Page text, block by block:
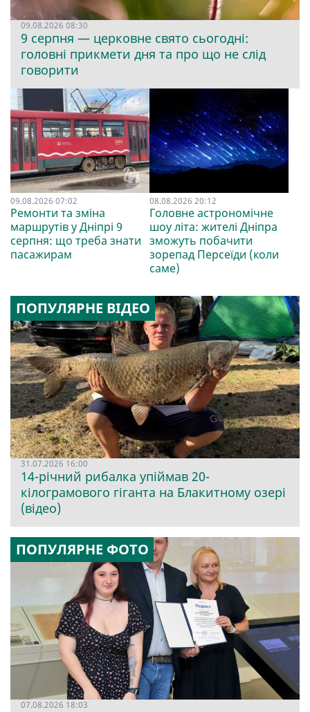
09.08.2026 08:30
9 серпня — церковне свято сьогодні:
головні прикмети дня та про що не слід
говорити
09.08.2026 07:02
Ремонти та зміна
маршрутів у Дніпрі 9
серпня: що треба знати
пасажирам
08.08.2026 20:12
Головне астрономічне
шоу літа: жителі Дніпра
зможуть побачити
зорепад Персеїди (коли
саме)
ПОПУЛЯРНЕ ВІДЕО
31.07.2026 16:00
14-річний рибалка упіймав 20-
кілограмового гіганта на Блакитному озері
(відео)
ПОПУЛЯРНЕ ФОТО
07.08.2026 18:03